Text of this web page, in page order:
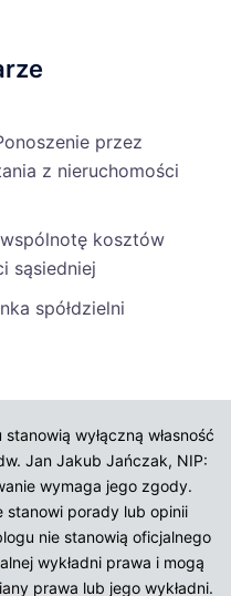
przez
z nieruchomości
kosztów
sąsiedniej
spółdzielni
wyłączną własność
Jan Jakub Jańczak, NIP:
wymaga jego zgody.
stanowi porady lub opinii
nie stanowią oficjalnego
wykładni prawa i mogą
prawa lub jego wykładni.